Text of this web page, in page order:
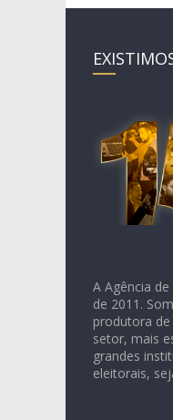
A Agência
de 2011.
produtora
setor, mais
grandes
eleitorais,